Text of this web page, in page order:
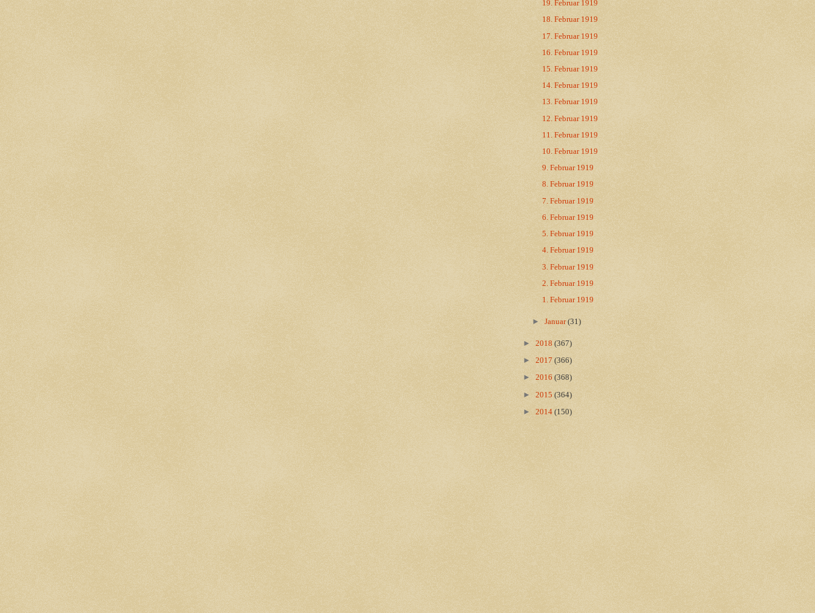
19. Februar 1919
18. Februar 1919
17. Februar 1919
16. Februar 1919
15. Februar 1919
14. Februar 1919
13. Februar 1919
12. Februar 1919
11. Februar 1919
10. Februar 1919
9. Februar 1919
8. Februar 1919
7. Februar 1919
6. Februar 1919
5. Februar 1919
4. Februar 1919
3. Februar 1919
2. Februar 1919
1. Februar 1919
►Januar(31)
► 2018 (367)
► 2017 (366)
► 2016 (368)
► 2015 (364)
► 2014 (150)